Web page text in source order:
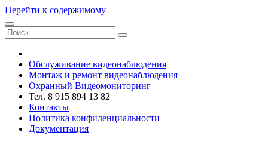
Перейти к содержимому
Обслуживание видеонаблюдения
Монтаж и ремонт видеонаблюдения
Охранный Видеомониторинг
Тел. 8 915 894 13 82
Контакты
Политика конфиденциальности
Документация